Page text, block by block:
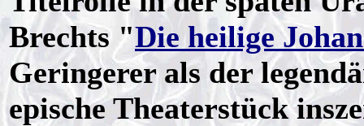
Brechts "Die heilige
Geringerer als der
epische Theaterstück